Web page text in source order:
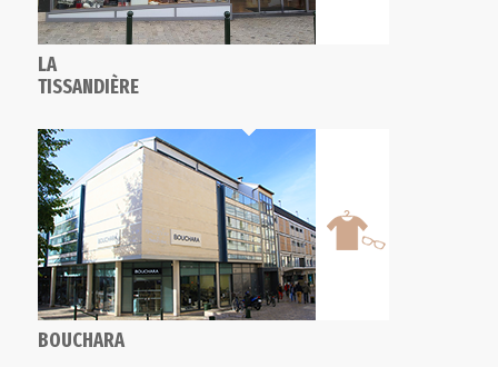
LA
TISSANDIÈRE
BOUCHARA